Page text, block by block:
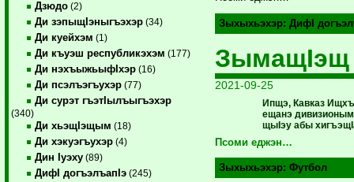
Дзюдо (2)
Ди зэпыщIэныгъэхэр (34)
Ди куейхэм (1)
Ди къуэш республикэхэм (177)
Ди нэхъыжьыфIхэр (16)
Ди псэлъэгъухэр (77)
Ди сурэт гъэтIылъыгъэхэр
(340)
Ди хьэщIэщым (18)
Ди хэкуэгъухэр (4)
Дин Iуэху (89)
ДифI догъэлъапIэ (245)
Зыхыхьэхэр: ДифI
ЗымащIэщ
2021-09-25
Ипщэ, Кавказ
ещанэ
щыIэу абы
Псоми еджэн…
Зыхыхьэхэр: Футбол